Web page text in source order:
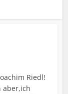
Riedl!
aber,ich